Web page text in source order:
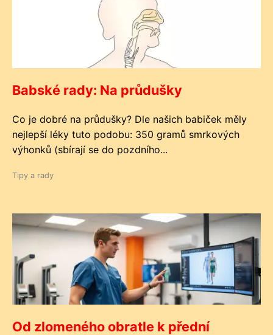
Babské rady: Na průdušky
Co je dobré na průdušky? Dle našich babiček měly
nejlepší léky tuto podobu: 350 gramů smrkových
výhonků (sbírají se do pozdního...
Tipy a rady
Od zlomeného obratle k přední